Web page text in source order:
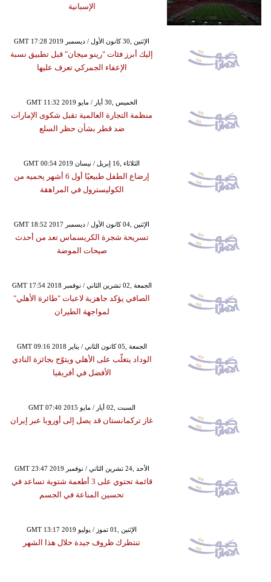
الإسبانية
GMT 17:28 2019 الإثنين ,30 كانون الأول / ديسمبر
إليك أبرز فئات "رينو ميجان" قبل تطبيق نسبة
الإعفاء الجمركي تعرف عليها
GMT 11:32 2019 الخميس ,30 أيار / مايو
منظمة التجارة العالمية تقبل شكوى الإمارات
ضد قطر بشأن حظر السلع
GMT 00:54 2019 الثلاثاء ,16 إبريل / نيسان
إرضاع الطفل طبيعيًا أول 6 أشهر يحميه من
الكوليسترول في المراهقة
GMT 18:52 2017 الإثنين ,04 كانون الأول / ديسمبر
تسريحة شجرة الكريسماس تعد من أحدث
صيحات الموضة
GMT 17:54 2018 الجمعة ,02 تشرين الثاني / نوفمبر
الصافي يؤكد جاهزية لاعبات "طائرة الأهلي"
لمواجهة الطيران
GMT 09:16 2018 الجمعة ,05 كانون الثاني / يناير
الوداد يتغلّب على الأهلي ويتوّج بجائزة النادي
الأفضل في أفريقيا
GMT 07:40 2015 السبت ,02 أيار / مايو
غاز تركمانستان قد يصل إلى أوروبا عبر إيران
GMT 23:47 2019 الأحد ,24 تشرين الثاني / نوفمبر
قائمة تحتوي على 3 أطعمة شتوية تساعد في
تحسين المناعة في الجسم
GMT 13:17 2019 الإثنين ,01 تموز / يوليو
تنتظرك ظروف جيدة خلال هذا الشهر